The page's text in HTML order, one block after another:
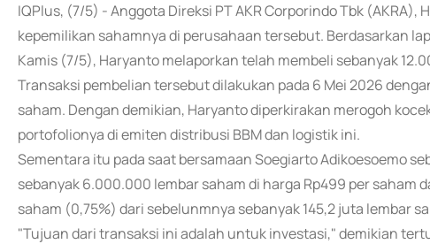
IQPlus, (7/5) - Anggota Direksi PT AKR Corporindo Tbk
kepemilikan sahamnya di perusahaan tersebut. Berdasarkan
Kamis (7/5), Haryanto melaporkan telah membeli sebanyak
Transaksi pembelian tersebut dilakukan pada 6 Mei 2026
saham. Dengan demikian, Haryanto diperkirakan merogoh
portofolionya di emiten distribusi BBM dan logistik ini.
Sementara itu pada saat bersamaan Soegiarto Adikoesoemo
sebanyak 6.000.000 lembar saham di harga Rp499 per saham
saham (0,75%) dari sebelunmnya sebanyak 145,2 juta lembar
"Tujuan dari transaksi ini adalah untuk investasi," demikian